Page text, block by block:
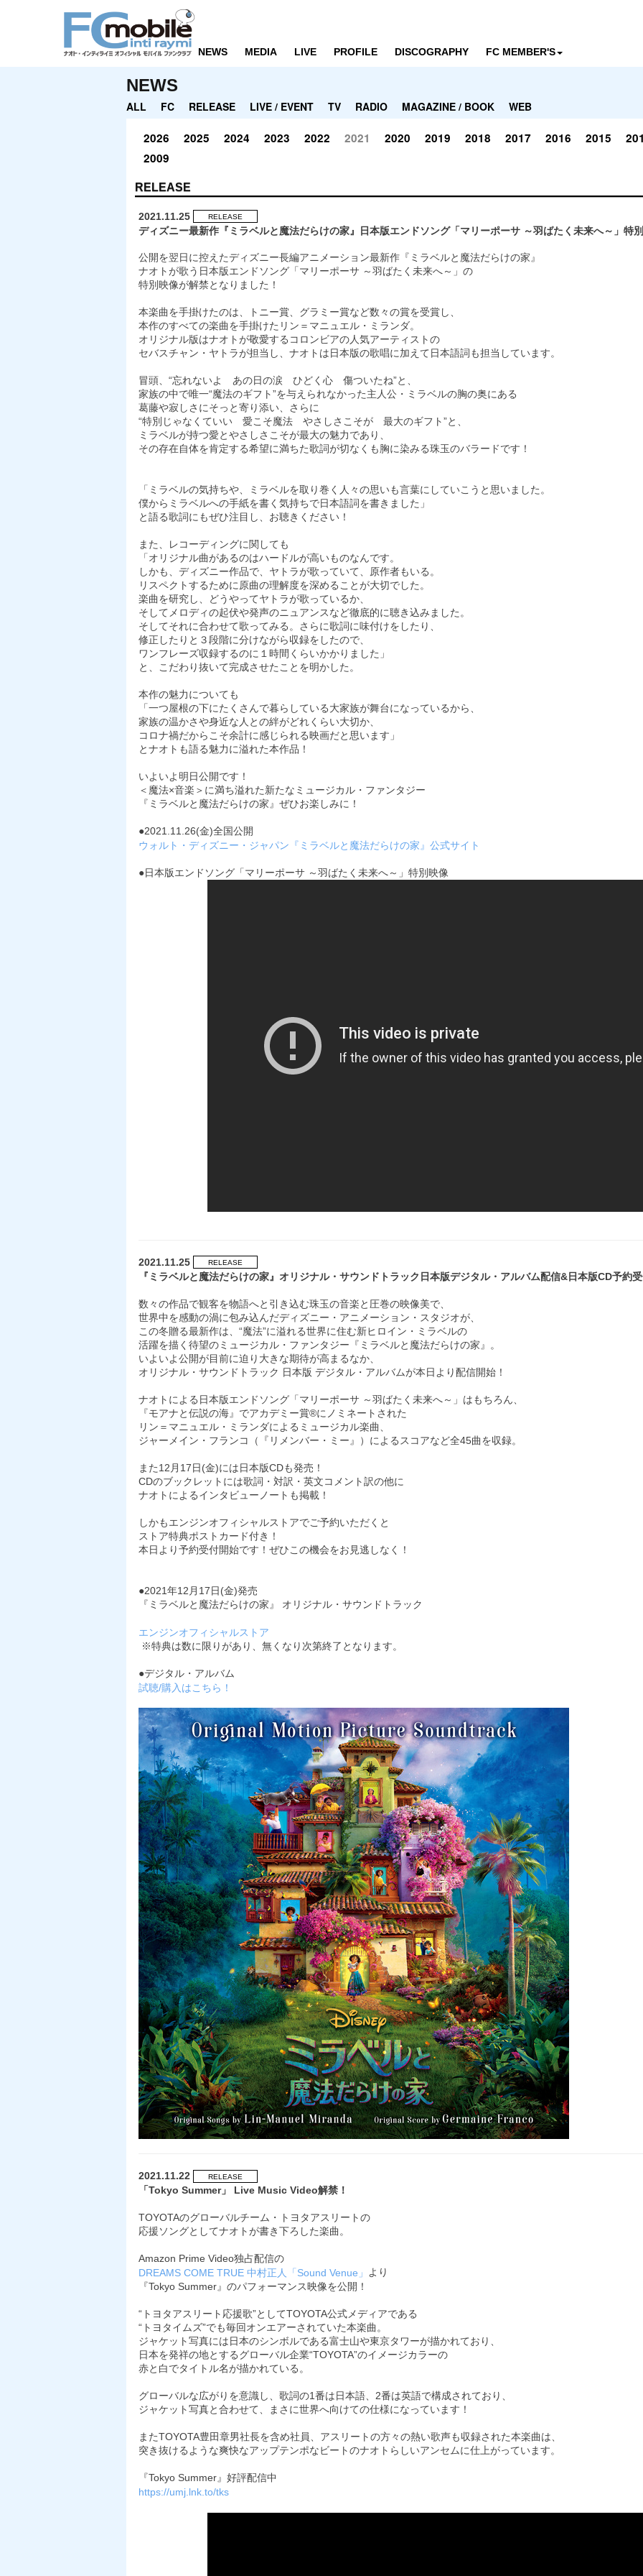
NEWS MEDIA LIVE PROFILE DISCOGRAPHY FC MEMBER'S
NEWS
ALL FC RELEASE LIVE / EVENT TV RADIO MAGAZINE / BOOK WEB
2026 2025 2024 2023 2022 2021 2020 2019 2018 2017 2016 2015
2009
RELEASE
2021.11.25 RELEASE
ディズニー最新作『ミラベルと魔法だらけの家』日本版エンドソング「マリーポーサ ～羽ばたく未来へ～」特
公開を翌日に控えたディズニー長編アニメーション最新作『ミラベルと魔法だらけの家』
ナオトが歌う日本版エンドソング「マリーポーサ ～羽ばたく未来へ～」の
特別映像が解禁となりました！
本楽曲を手掛けたのは、トニー賞、グラミー賞など数々の賞を受賞し、
本作のすべての楽曲を手掛けたリン＝マニュエル・ミランダ。
オリジナル版はナオトが敬愛するコロンビアの人気アーティストの
セバスチャン・ヤトラが担当し、ナオトは日本版の歌唱に加えて日本語詞も担当しています。
冒頭、“忘れないよ あの日の涙 ひどく心 傷ついたね”と、
家族の中で唯一“魔法のギフト”を与えられなかった主人公・ミラベルの胸の奥にある
葛藤や寂しさにそっと寄り添い、さらに
“特別じゃなくていい 愛こそ魔法 やさしさこそが 最大のギフト”と、
ミラベルが持つ愛とやさしさこそが最大の魅力であり、
その存在自体を肯定する希望に満ちた歌詞が切なくも胸に染みる珠玉のバラードです！
「ミラベルの気持ちや、ミラベルを取り巻く人々の思いも言葉にしていこうと思いました。
僕からミラベルへの手紙を書く気持ちで日本語詞を書きました」
と語る歌詞にもぜひ注目し、お聴きください！
また、レコーディングに関しても
「オリジナル曲があるのはハードルが高いものなんです。
しかも、ディズニー作品で、ヤトラが歌っていて、原作者もいる。
リスペクトするために原曲の理解度を深めることが大切でした。
楽曲を研究し、どうやってヤトラが歌っているか、
そしてメロディの起伏や発声のニュアンスなど徹底的に聴き込みました。
そしてそれに合わせて歌ってみる。さらに歌詞に味付けをしたり、
修正したりと３段階に分けながら収録をしたので、
ワンフレーズ収録するのに１時間くらいかかりました」
と、こだわり抜いて完成させたことを明かした。
本作の魅力についても
「一つ屋根の下にたくさんで暮らしている大家族が舞台になっているから、
家族の温かさや身近な人との絆がどれくらい大切か、
コロナ禍だからこそ余計に感じられる映画だと思います」
とナオトも語る魅力に溢れた本作品！
いよいよ明日公開です！
＜魔法×音楽＞に満ち溢れた新たなミュージカル・ファンタジー
『ミラベルと魔法だらけの家』ぜひお楽しみに！
●2021.11.26(金)全国公開
ウォルト・ディズニー・ジャパン『ミラベルと魔法だらけの家』公式サイト
●日本版エンドソング「マリーポーサ ～羽ばたく未来へ～」特別映像
2021.11.25 RELEASE
『ミラベルと魔法だらけの家』オリジナル・サウンドトラック日本版デジタル・アルバム配信&日本版CD予約
数々の作品で観客を物語へと引き込む珠玉の音楽と圧巻の映像美で、
世界中を感動の渦に包み込んだディズニー・アニメーション・スタジオが、
この冬贈る最新作は、“魔法”に溢れる世界に住む新ヒロイン・ミラベルの
活躍を描く待望のミュージカル・ファンタジー『ミラベルと魔法だらけの家』。
いよいよ公開が目前に迫り大きな期待が高まるなか、
オリジナル・サウンドトラック 日本版 デジタル・アルバムが本日より配信開始！
ナオトによる日本版エンドソング「マリーポーサ ～羽ばたく未来へ～」はもちろん、
『モアナと伝説の海』でアカデミー賞®にノミネートされた
リン＝マニュエル・ミランダによるミュージカル楽曲、
ジャーメイン・フランコ（『リメンバー・ミー』）によるスコアなど全45曲を収録。
また12月17日(金)には日本版CDも発売！
CDのブックレットには歌詞・対訳・英文コメント訳の他に
ナオトによるインタビューノートも掲載！
しかもエンジンオフィシャルストアでご予約いただくと
ストア特典ポストカード付き！
本日より予約受付開始です！ぜひこの機会をお見逃しなく！
●2021年12月17日(金)発売
『ミラベルと魔法だらけの家』 オリジナル・サウンドトラック
エンジンオフィシャルストア
※特典は数に限りがあり、無くなり次第終了となります。
●デジタル・アルバム
試聴/購入はこちら！
2021.11.22 RELEASE
「Tokyo Summer」 Live Music Video解禁！
TOYOTAのグローバルチーム・トヨタアスリートの
応援ソングとしてナオトが書き下ろした楽曲。
Amazon Prime Video独占配信の
DREAMS COME TRUE 中村正人「Sound Venue」
より
『Tokyo Summer』のパフォーマンス映像を公開！
“トヨタアスリート応援歌”としてTOYOTA公式メディアである
“トヨタイムズ”でも毎回オンエアーされていた本楽曲。
ジャケット写真には日本のシンボルである富士山や東京タワーが描かれており、
日本を発祥の地とするグローバル企業“TOYOTA”のイメージカラーの
赤と白でタイトル名が描かれている。
グローバルな広がりを意識し、歌詞の1番は日本語、2番は英語で構成されており、
ジャケット写真と合わせて、まさに世界へ向けての仕様になっています！
またTOYOTA豊田章男社長を含め社員、アスリートの方々の熱い歌声も収録された本楽曲は、
突き抜けるような爽快なアップテンポなビートのナオトらしいアンセムに仕上がっています。
『Tokyo Summer』好評配信中
https://umj.lnk.to/tks